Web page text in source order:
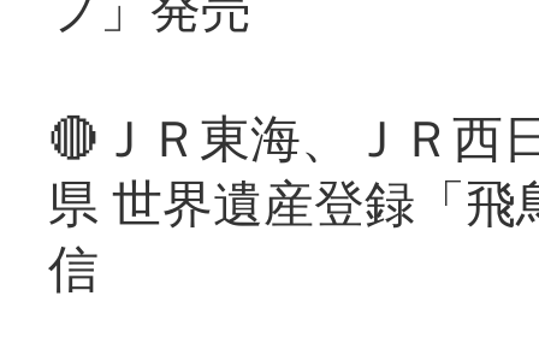
🔴ＪＲ東海、ＪＲ西
県 世界遺産登録「
信